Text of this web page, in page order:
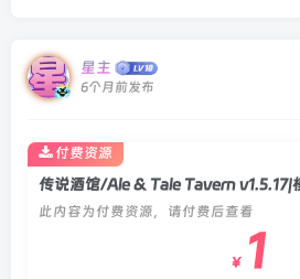
星主
6个月前发布
此内容为付费资源，请付费后查看
￥ 1
付费资源